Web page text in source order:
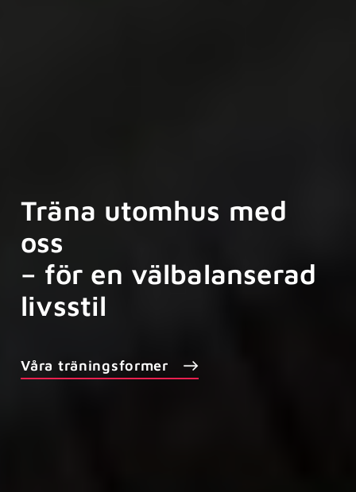
Träna utomhus med
oss
– för en välbalanserad
livsstil
Våra träningsformer